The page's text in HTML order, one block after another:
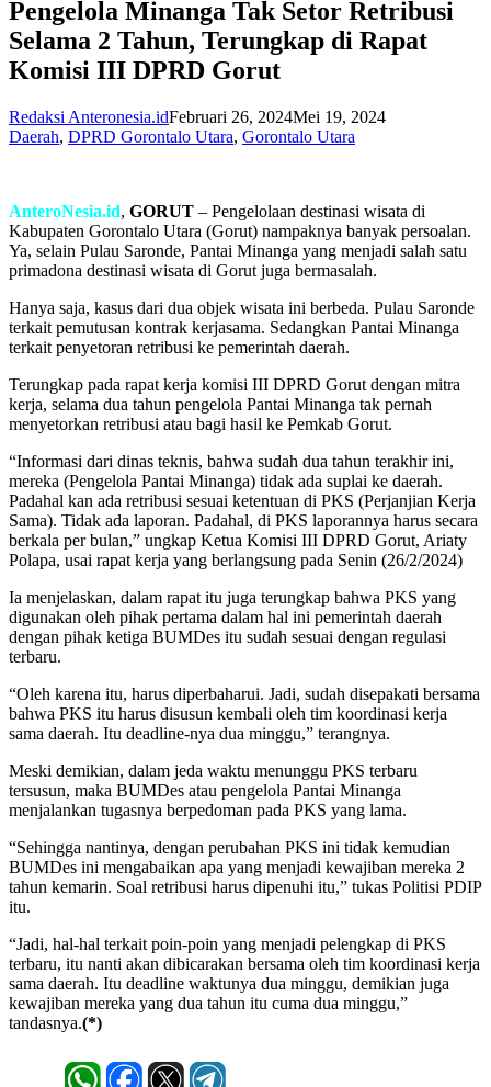
Pengelola Minanga Tak Setor Retribusi
Selama 2 Tahun, Terungkap di Rapat
Komisi III DPRD Gorut
Redaksi Anteronesia.idFebruari 26, 2024Mei 19, 2024
Daerah, DPRD Gorontalo Utara, Gorontalo Utara
AnteroNesia.id, GORUT – Pengelolaan destinasi wisata di
Kabupaten Gorontalo Utara (Gorut) nampaknya banyak persoalan.
Ya, selain Pulau Saronde, Pantai Minanga yang menjadi salah satu
primadona destinasi wisata di Gorut juga bermasalah.
Hanya saja, kasus dari dua objek wisata ini berbeda. Pulau Saronde
terkait pemutusan kontrak kerjasama. Sedangkan Pantai Minanga
terkait penyetoran retribusi ke pemerintah daerah.
Terungkap pada rapat kerja komisi III DPRD Gorut dengan mitra
kerja, selama dua tahun pengelola Pantai Minanga tak pernah
menyetorkan retribusi atau bagi hasil ke Pemkab Gorut.
“Informasi dari dinas teknis, bahwa sudah dua tahun terakhir ini,
mereka (Pengelola Pantai Minanga) tidak ada suplai ke daerah.
Padahal kan ada retribusi sesuai ketentuan di PKS (Perjanjian Kerja
Sama). Tidak ada laporan. Padahal, di PKS laporannya harus secara
berkala per bulan,” ungkap Ketua Komisi III DPRD Gorut, Ariaty
Polapa, usai rapat kerja yang berlangsung pada Senin (26/2/2024)
Ia menjelaskan, dalam rapat itu juga terungkap bahwa PKS yang
digunakan oleh pihak pertama dalam hal ini pemerintah daerah
dengan pihak ketiga BUMDes itu sudah sesuai dengan regulasi
terbaru.
“Oleh karena itu, harus diperbaharui. Jadi, sudah disepakati bersama
bahwa PKS itu harus disusun kembali oleh tim koordinasi kerja
sama daerah. Itu deadline-nya dua minggu,” terangnya.
Meski demikian, dalam jeda waktu menunggu PKS terbaru
tersusun, maka BUMDes atau pengelola Pantai Minanga
menjalankan tugasnya berpedoman pada PKS yang lama.
“Sehingga nantinya, dengan perubahan PKS ini tidak kemudian
BUMDes ini mengabaikan apa yang menjadi kewajiban mereka 2
tahun kemarin. Soal retribusi harus dipenuhi itu,” tukas Politisi PDIP
itu.
“Jadi, hal-hal terkait poin-poin yang menjadi pelengkap di PKS
terbaru, itu nanti akan dibicarakan bersama oleh tim koordinasi kerja
sama daerah. Itu deadline waktunya dua minggu, demikian juga
kewajiban mereka yang dua tahun itu cuma dua minggu,”
tandasnya.(*)